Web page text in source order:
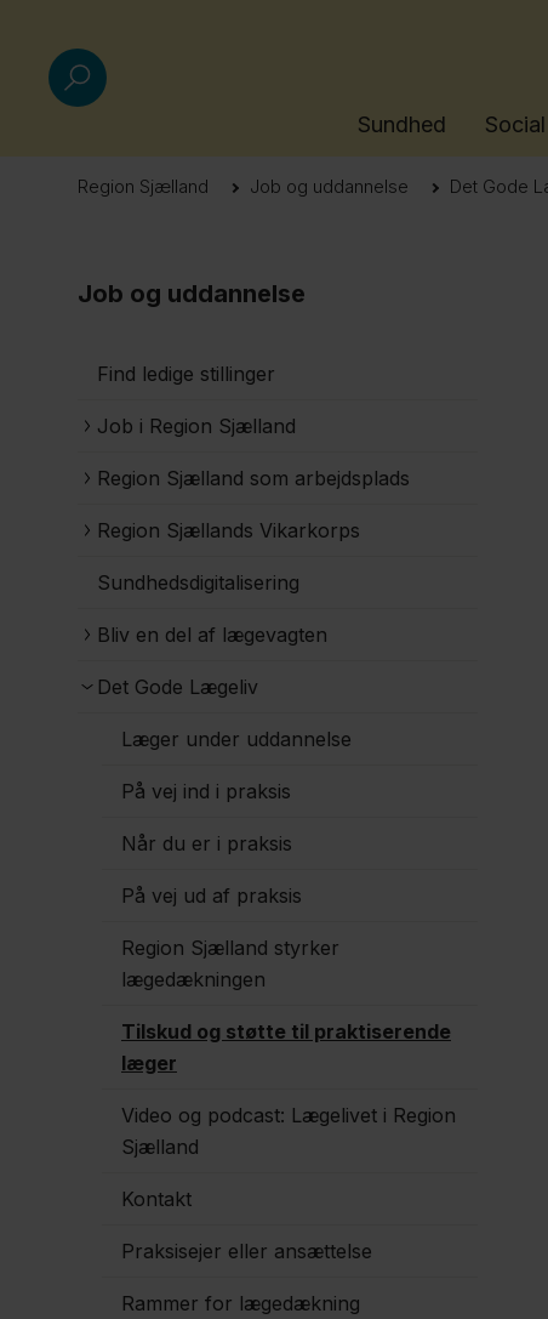
Sundhed Social
Region Sjælland Job og uddannelse Det Gode
Job og uddannelse
Find ledige stillinger
Job i Region Sjælland
Region Sjælland som arbejdsplads
Region Sjællands Vikarkorps
Sundhedsdigitalisering
Bliv en del af lægevagten
Det Gode Lægeliv
Læger under uddannelse
På vej ind i praksis
Når du er i praksis
På vej ud af praksis
Region Sjælland styrker
lægedækningen
Tilskud og støtte til praktiserende
læger
Video og podcast: Lægelivet i Region
Sjælland
Kontakt
Praksisejer eller ansættelse
Rammer for lægedækning